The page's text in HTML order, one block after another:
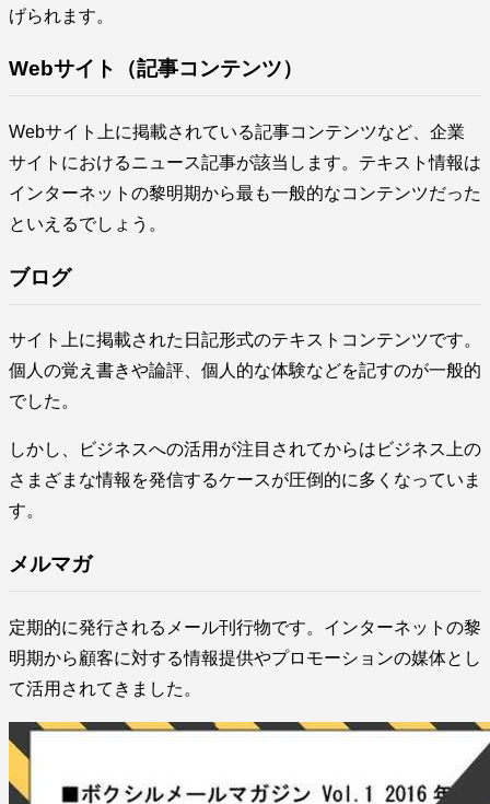
げられます。
Webサイト（記事コンテンツ）
Webサイト上に掲載されている記事コンテンツなど、企業
サイトにおけるニュース記事が該当します。テキスト情報は
インターネットの黎明期から最も一般的なコンテンツだった
といえるでしょう。
ブログ
サイト上に掲載された日記形式のテキストコンテンツです。
個人の覚え書きや論評、個人的な体験などを記すのが一般的
でした。
しかし、ビジネスへの活用が注目されてからはビジネス上の
さまざまな情報を発信するケースが圧倒的に多くなっていま
す。
メルマガ
定期的に発行されるメール刊行物です。インターネットの黎
明期から顧客に対する情報提供やプロモーションの媒体とし
て活用されてきました。